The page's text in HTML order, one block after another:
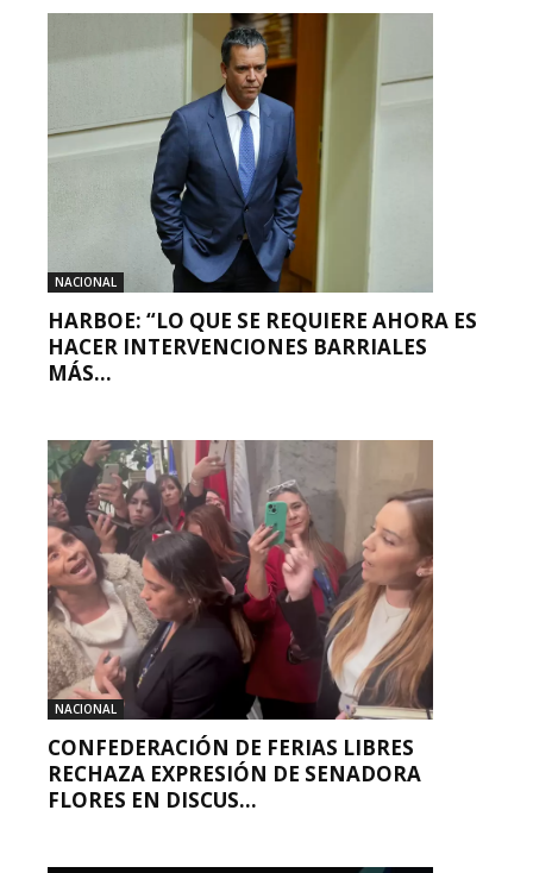
NACIONAL
HARBOE: “LO QUE SE REQUIERE AHORA ES
HACER INTERVENCIONES BARRIALES
MÁS...
NACIONAL
CONFEDERACIÓN DE FERIAS LIBRES
RECHAZA EXPRESIÓN DE SENADORA
FLORES EN DISCUS...